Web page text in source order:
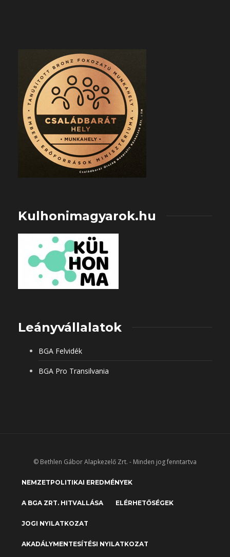
Kulhonimagyarok.hu
Leányvállalatok
BGA Felvidék
BGA Pro Transilvania
© Bethlen Gábor Alapkezelő Zrt. - Minden jog fenntartva
NEMZETPOLITIKAI EREDMÉNYEK
A BGA ZRT. HITVALLÁSA ELÉRHETŐSÉGEK
JOGI NYILATKOZAT
AKADÁLYMENTESÍTÉSI NYILATKOZAT